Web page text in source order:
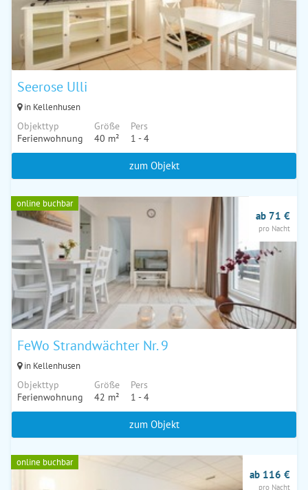
Seerose Ulli
in Kellenhusen
Objekttyp
Ferienwohnung
Größe
40 m²
Pers
1 - 4
zum Objekt
online buchbar
FeWo Strandwächter Nr. 9
in Kellenhusen
Objekttyp
Ferienwohnung
Größe
42 m²
Pers
1 - 4
ab 71 €
pro Nacht
zum Objekt
online buchbar
ab 116 €
pro Nacht